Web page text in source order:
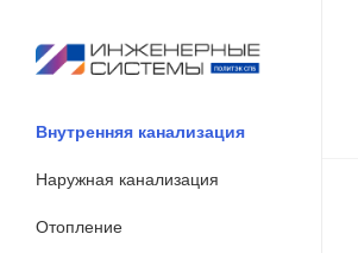
Внутренняя канализация
Наружная канализация
Отопление